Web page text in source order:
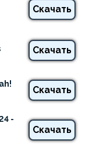
Скачать
Скачать
Скачать
-
Скачать